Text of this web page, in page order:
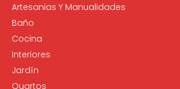
Artesanias Y Manualidades
Baño
Cocina
Interiores
Jardín
Quartos